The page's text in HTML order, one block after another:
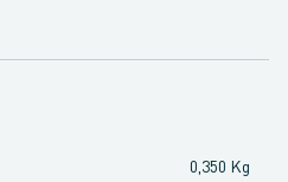
0,350 Kg